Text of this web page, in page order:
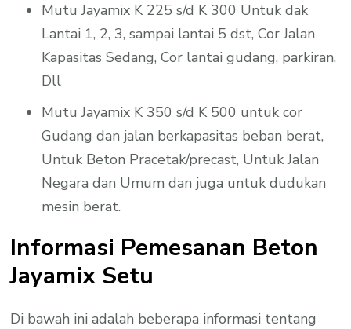
Mutu Jayamix K 225 s/d K 300 Untuk dak
Lantai 1, 2, 3, sampai lantai 5 dst, Cor Jalan
Kapasitas Sedang, Cor lantai gudang, parkiran.
Dll
Mutu Jayamix K 350 s/d K 500 untuk cor
Gudang dan jalan berkapasitas beban berat,
Untuk Beton Pracetak/precast, Untuk Jalan
Negara dan Umum dan juga untuk dudukan
mesin berat.
Informasi Pemesanan Beton
Jayamix Setu
Di bawah ini adalah beberapa informasi tentang